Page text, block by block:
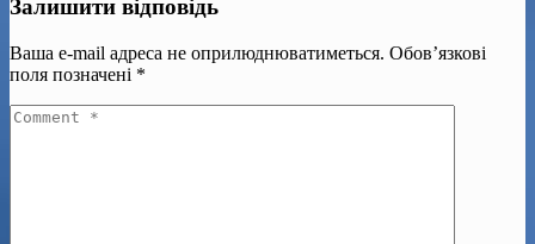
Залишити відповідь
Ваша e-mail адреса не оприлюднюватиметься. Обов’язкові
поля позначені *